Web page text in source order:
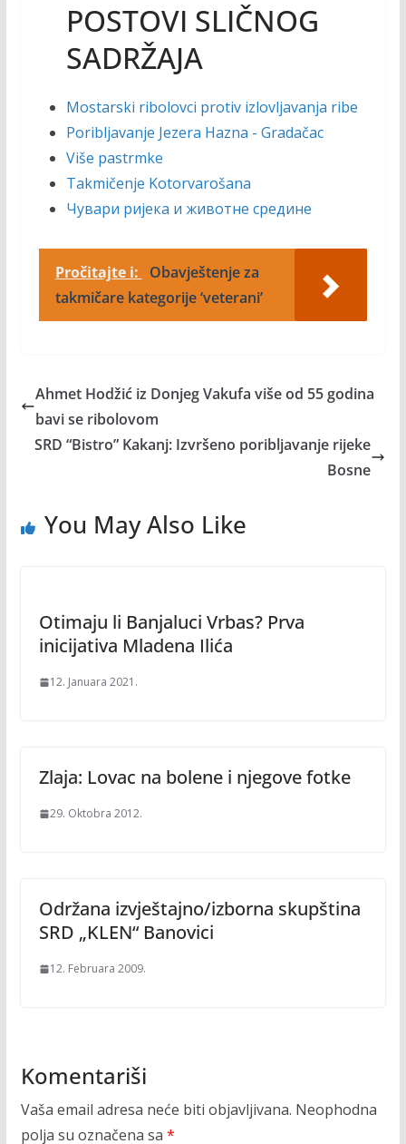
POSTOVI SLIČNOG
SADRŽAJA
Mostarski ribolovci protiv izlovljavanja ribe
Poribljavanje Jezera Hazna - Gradačac
Više pastrmke
Takmičenje Kotorvarošana
Чувари ријека и животне средине
Pročitajte i:
Obavještenje za
takmičare kategorije ‘veterani’
Ahmet Hodžić iz Donjeg Vakufa više od 55 godina
bavi se ribolovom
SRD “Bistro” Kakanj: Izvršeno poribljavanje rijeke
Bosne
You May Also Like
Otimaju li Banjaluci Vrbas? Prva
inicijativa Mladena Ilića
12. Januara 2021.
Zlaja: Lovac na bolene i njegove fotke
29. Oktobra 2012.
Održana izvještajno/izborna skupština
SRD „KLEN“ Banovici
12. Februara 2009.
Komentariši
Vaša email adresa neće biti objavljivana. Neophodna
polja su označena sa *